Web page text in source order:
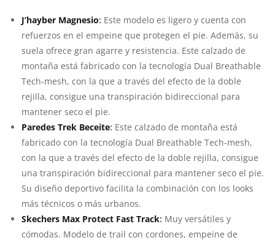
J’hayber Magnesio: Este modelo es ligero y cuenta con
refuerzos en el empeine que protegen el pie. Además, su
suela ofrece gran agarre y resistencia. Este calzado de
montaña está fabricado con la tecnología Dual Breathable
Tech-mesh, con la que a través del efecto de la doble
rejilla, consigue una transpiración bidireccional para
mantener seco el pie.
Paredes Trek Beceite: Este calzado de montaña está
fabricado con la tecnología Dual Breathable Tech-mesh,
con la que a través del efecto de la doble rejilla, consigue
una transpiración bidireccional para mantener seco el pie.
Su diseño deportivo facilita la combinación con los looks
más técnicos o más urbanos.
Skechers Max Protect Fast Track: Muy versátiles y
cómodas. Modelo de trail con cordones, empeine de